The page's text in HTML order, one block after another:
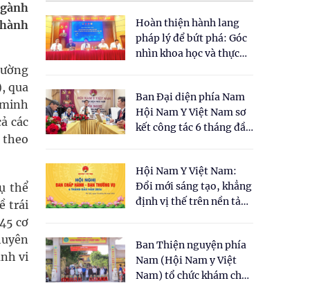
qua
các
theo
thể
trái
cơ
vi
Hoàn thiện hành lang
pháp lý để bứt phá: Góc
nhìn khoa học và thực
cho Luật Y dược cổ
truyền Việt Nam"
Ban Đại diện phía Nam
Hội Nam Y Việt Nam sơ
kết công tác 6 tháng đầu
Hội Nam Y Việt Nam:
Đổi mới sáng tạo, khẳng
định vị thế trên nền tảng
Ban Thiện nguyện phía
Nam (Hội Nam y Việt
Nam) tổ chức khám chữa